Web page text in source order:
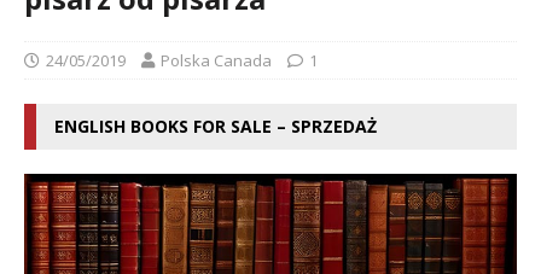
24/05/2019 Polska Canada 1
ENGLISH BOOKS FOR SALE – SPRZEDAŻ